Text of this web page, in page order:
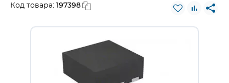
Код товара: 197398